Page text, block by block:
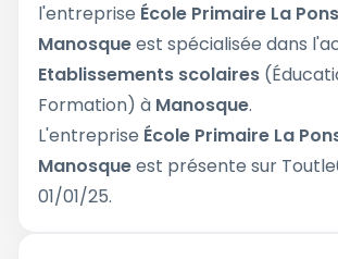
l'entreprise École Primaire La
Manosqueest spécialisée dans
Etablissements scolaires
Formation) à Manosque.
L'entreprise École Primaire La
Manosqueest présente sur
01/01/25.